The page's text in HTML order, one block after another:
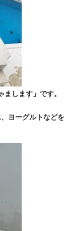
します」です。
ヨーグルトなどを